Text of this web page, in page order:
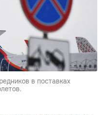
в поставках